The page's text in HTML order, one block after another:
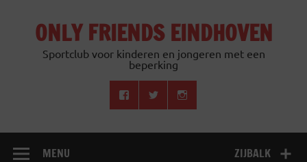
ONLY FRIENDS EINDHOVEN
Sportclub voor kinderen en jongeren met een
beperking
ZIJBALK
MENU